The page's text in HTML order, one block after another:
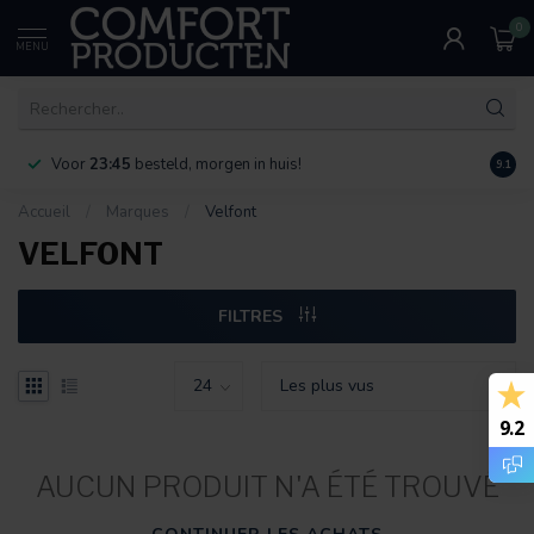
MENU
0
Voor 23:45 besteld, morgen in huis! 9.1
Accueil Marques Velfont
VELFONT
FILTRES
AUCUN PRODUIT N'A ÉTÉ TROUVÉ
9.2